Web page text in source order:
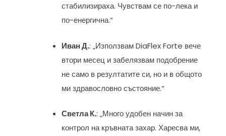
стабилизираха. Чувствам се по-лека и
по-енергична.“
Иван Д.: „Използвам DiaFlex Forte вече
втори месец и забелязвам подобрение
не само в резултатите си, но и в общото
ми здравословно състояние.“
Светла К.: „Много удобен начин за
контрол на кръвната захар. Харесва ми,